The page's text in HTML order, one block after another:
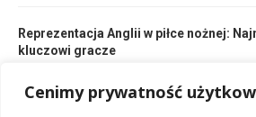
Cenimy prywatność
Reprezentacja Anglii w piłce nożnej:
kluczowi gracze